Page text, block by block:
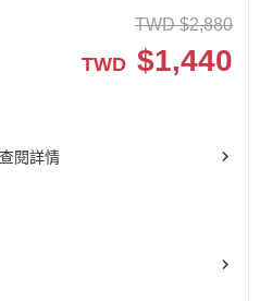
TWD $2,880
TWD $1,440
閱詳情